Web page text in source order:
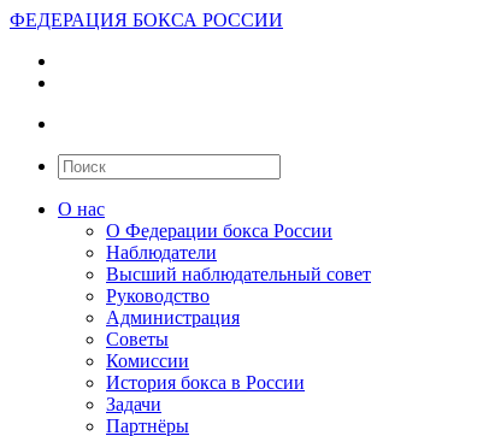
ФЕДЕРАЦИЯ БОКСА РОССИИ
О нас
О Федерации бокса России
Наблюдатели
Высший наблюдательный совет
Руководство
Администрация
Советы
Комиссии
История бокса в России
Задачи
Партнёры